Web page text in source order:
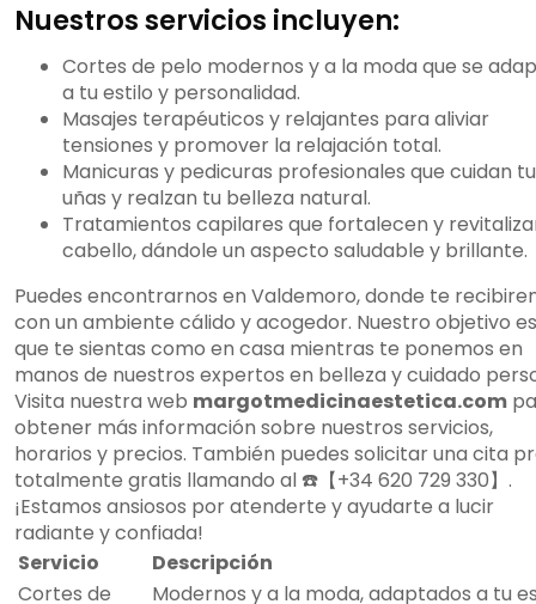
Nuestros servicios incluyen:
Cortes de pelo modernos y a la moda que se
a tu estilo y personalidad.
Masajes terapéuticos y relajantes para aliviar
tensiones y promover la relajación total.
Manicuras y pedicuras profesionales que cuidan
uñas y realzan tu belleza natural.
Tratamientos capilares que fortalecen y
cabello, dándole un aspecto saludable y brillante.
Puedes encontrarnos en Valdemoro, donde te
con un ambiente cálido y acogedor. Nuestro objetivo es
que te sientas como en casa mientras te ponemos en
manos de nuestros expertos en belleza y cuidado
Visita nuestra web margotmedicinaestetica.com
obtener más información sobre nuestros servicios,
horarios y precios. También puedes solicitar una cita
totalmente gratis llamando al ☎️【+34 620 729 330】.
¡Estamos ansiosos por atenderte y ayudarte a lucir
radiante y confiada!
Servicio
Descripción
Cortes de
Modernos y a la moda, adaptados a tu